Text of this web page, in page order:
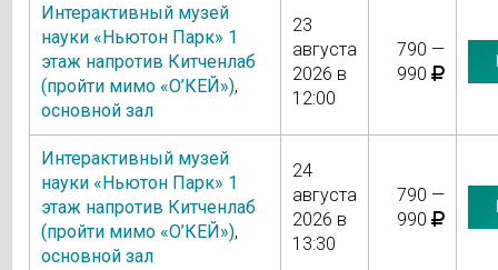
Интерактивный музей
науки «Ньютон Парк» 1
этаж напротив Китченлаб
(пройти мимо «О’КЕЙ»),
основной зал
23
августа
2026 в
12:00
790 —
990
Интерактивный музей
науки «Ньютон Парк» 1
этаж напротив Китченлаб
(пройти мимо «О’КЕЙ»),
основной зал
24
августа
2026 в
13:30
790 —
990